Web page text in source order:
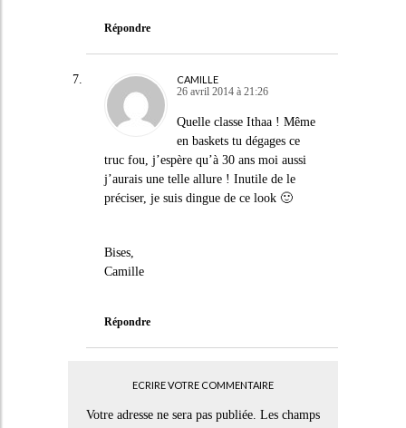
Répondre
CAMILLE
26 avril 2014 à 21:26
Quelle classe Ithaa ! Même
en baskets tu dégages ce
truc fou, j’espère qu’à 30 ans moi aussi
j’aurais une telle allure ! Inutile de le
préciser, je suis dingue de ce look 🙂
Bises,
Camille
Répondre
ECRIRE VOTRE COMMENTAIRE
Votre adresse ne sera pas publiée. Les champs